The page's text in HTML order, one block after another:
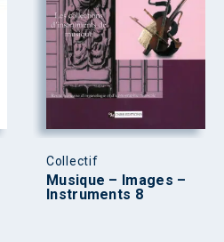
Collectif
Musique – Images –
Instruments 8